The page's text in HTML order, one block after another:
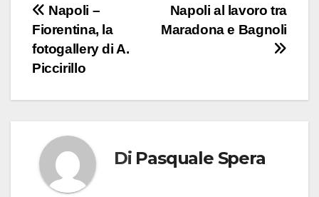
Navigazione
articoli
Napoli al lavoro tra
Maradona e Bagnoli
Napoli –
Fiorentina, la
fotogallery di A.
Piccirillo
Di Pasquale Spera